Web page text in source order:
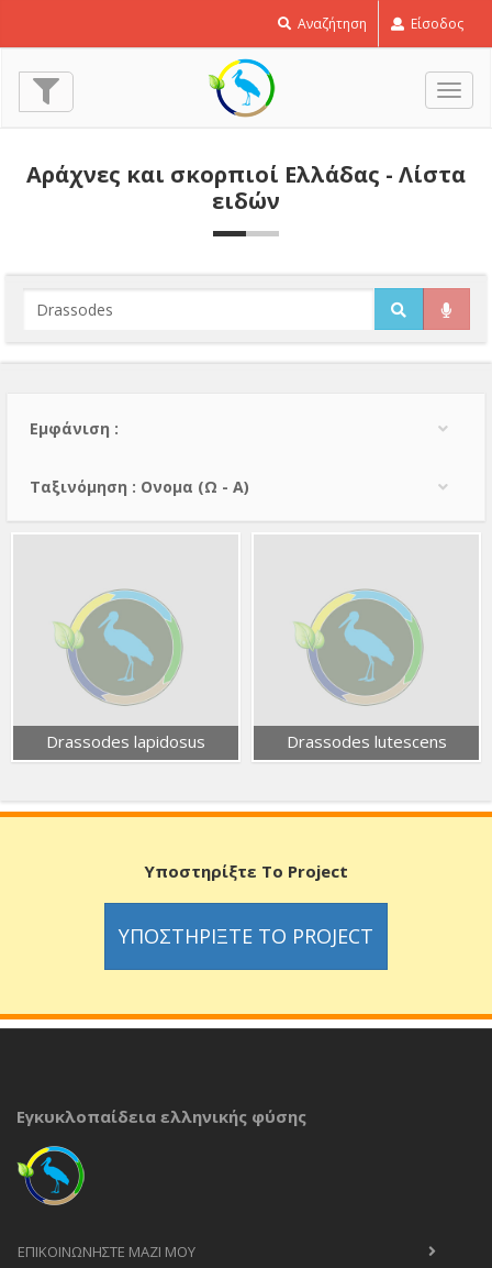
Αναζήτηση Είσοδος
Αράχνες και σκορπιοί Ελλάδας - Λίστα
ειδών
Εμφάνιση :
Тαξινόμηση : Ονομα (Ω - Α)
Drassodes lapidosus Drassodes lutescens
Υποστηρίξτε Το Project
ΥΠΟΣΤΗΡΊΞΤΕ ΤΟ PROJECT
Εγκυκλοπαίδεια ελληνικής φύσης
ΕΠΙΚΟΙΝΩΝΉΣΤΕ ΜΑΖΊ ΜΟΥ